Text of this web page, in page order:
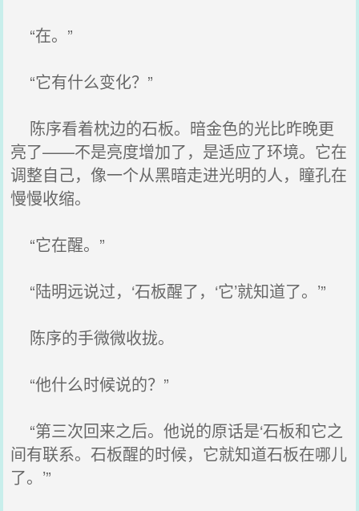
“在。”
“它有什么变化？”
陈序看着枕边的石板。暗金色的光比昨晚更
亮了——不是亮度增加了，是适应了环境。它在
调整自己，像一个从黑暗走进光明的人，瞳孔在
慢慢收缩。
“它在醒。”
“陆明远说过，‘石板醒了，‘它’就知道了。’”
陈序的手微微收拢。
“他什么时候说的？”
“第三次回来之后。他说的原话是‘石板和它之
间有联系。石板醒的时候，它就知道石板在哪儿
了。’”